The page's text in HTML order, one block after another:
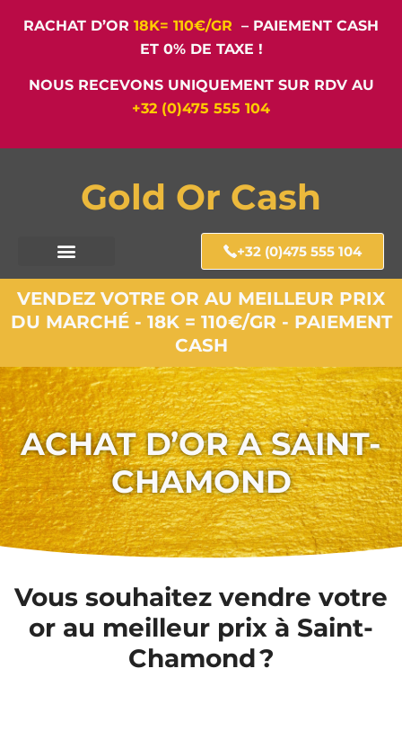
RACHAT D’OR 18K= 110€/GR – PAIEMENT CASH
ET 0% DE TAXE !
NOUS RECEVONS UNIQUEMENT SUR RDV AU
+32 (0)475 555 104
Gold Or Cash
+32 (0)475 555 104
VENDEZ VOTRE OR AU MEILLEUR PRIX
DU MARCHÉ - 18K = 110€/GR - PAIEMENT
CASH
ACHAT D’OR A SAINT-
CHAMOND
Vous souhaitez vendre votre
or au meilleur prix à Saint-
Chamond ?